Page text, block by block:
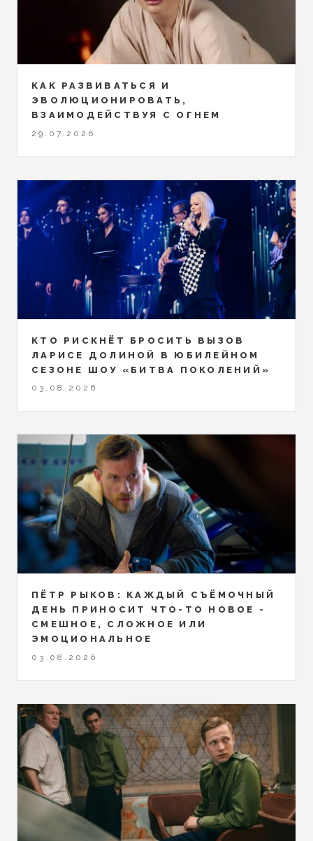
КАК РАЗВИВАТЬСЯ И
ЭВОЛЮЦИОНИРОВАТЬ,
ВЗАИМОДЕЙСТВУЯ С ОГНЕМ
29.07.2026
КТО РИСКНЁТ БРОСИТЬ ВЫЗОВ
ЛАРИСЕ ДОЛИНОЙ В ЮБИЛЕЙНОМ
СЕЗОНЕ ШОУ «БИТВА ПОКОЛЕНИЙ»
03.08.2026
ПЁТР РЫКОВ: КАЖДЫЙ СЪЁМОЧНЫЙ
ДЕНЬ ПРИНОСИТ ЧТО-ТО НОВОЕ -
СМЕШНОЕ, СЛОЖНОЕ ИЛИ
ЭМОЦИОНАЛЬНОЕ
03.08.2026